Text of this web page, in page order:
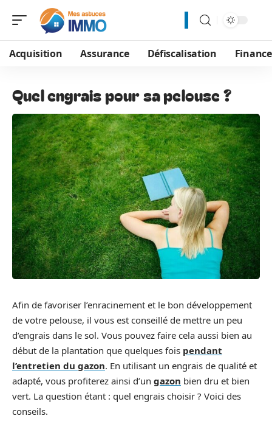
Acquisition Assurance Défiscalisation
Quel engrais pour sa pelouse ?
Afin de favoriser l’enracinement et le bon développement
de votre pelouse, il vous est conseillé de mettre un peu
d’engrais dans le sol. Vous pouvez faire cela aussi bien au
début de la plantation que quelques fois pendant
l’entretien du gazon. En utilisant un engrais de qualité et
adapté, vous profiterez ainsi d’un gazon bien dru et bien
vert. La question étant : quel engrais choisir ? Voici des
conseils.